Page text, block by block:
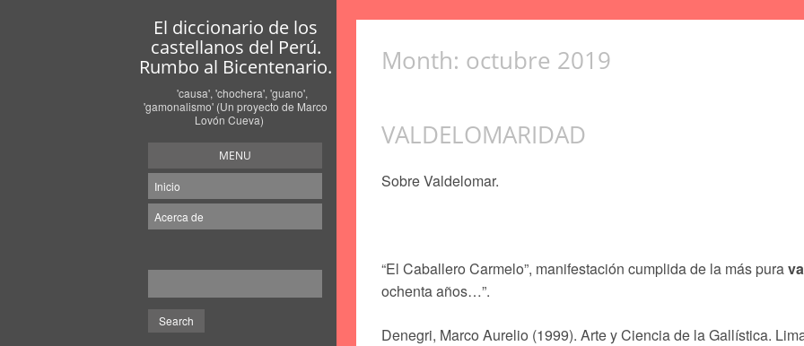
El diccionario de los
castellanos del Perú.
Rumbo al Bicentenario.
'causa', 'chochera', 'guano',
'gamonalismo' (Un proyecto de Marco
Lovón Cueva)
MENU
Inicio
Acerca de
Month: octubre 2019
VALDELOMARIDAD
Sobre Valdelomar.
“El Caballero Carmelo”, manifestación cumplida de la más pura
ochenta años…”.
Denegri, Marco Aurelio (1999). Arte y Ciencia de la Gallística.